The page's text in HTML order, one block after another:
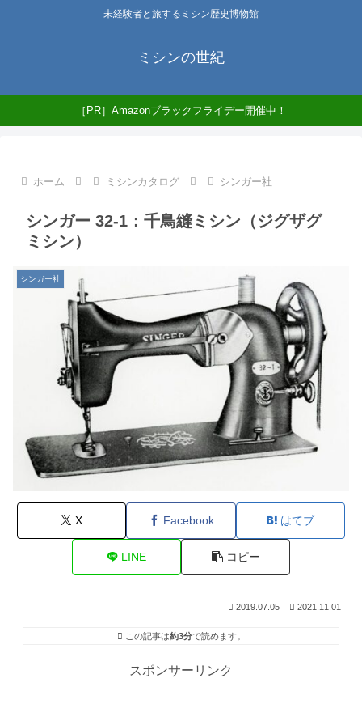
未経験者と旅するミシン歴史博物館
ミシンの世紀
［PR］Amazonブラックフライデー開催中！
ホーム ミシンカタログ シンガー社
シンガー 32-1：千鳥縫ミシン（ジグザグ
ミシン）
シンガー社
X Facebook はてブ
LINE コピー
2019.07.05 2021.11.01
この記事は約3分で読めます。
スポンサーリンク